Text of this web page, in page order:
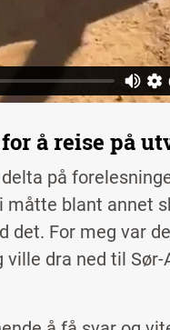
å reise på
på
blant annet
det. For meg var
dra ned til